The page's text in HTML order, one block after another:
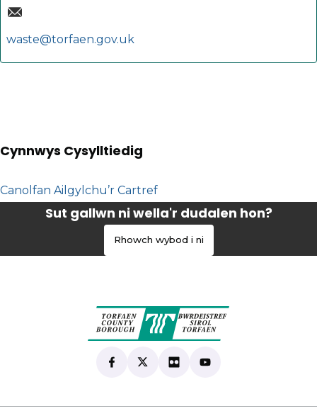
waste@torfaen.gov.uk
Cynnwys Cysylltiedig
Canolfan Ailgylchu’r Cartref
Sut gallwn ni wella'r dudalen hon?
Rhowch wybod i ni
Find us on Facebook
(yn agor mewn tab newydd)
Follow us on X
(yn agor mewn tab newydd)
View our Flickr
(yn agor mewn tab
Subscribe to our
(yn agor mewn tab